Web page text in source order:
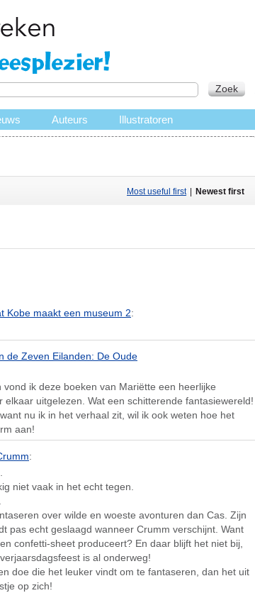
Most useful first Newest first
Kobe maakt een museum 2:
de Zeven Eilanden: De Oude
ik deze boeken van Mariëtte een heerlijke
uitgelezen. Wat een schitterende fantasiewereld!
nu ik in het verhaal zit, wil ik ook weten hoe het
aan!
:
niet vaak in het echt tegen.
over wilde en woeste avonturen dan Cas. Zijn
pas echt geslaagd wanneer Crumm verschijnt. Want
confetti-sheet produceert? En daar blijft het niet bij,
is al onderweg!
doe die het leuker vindt om te fantaseren, dan het uit
op zich!
Zoek
Auteurs Illustratoren